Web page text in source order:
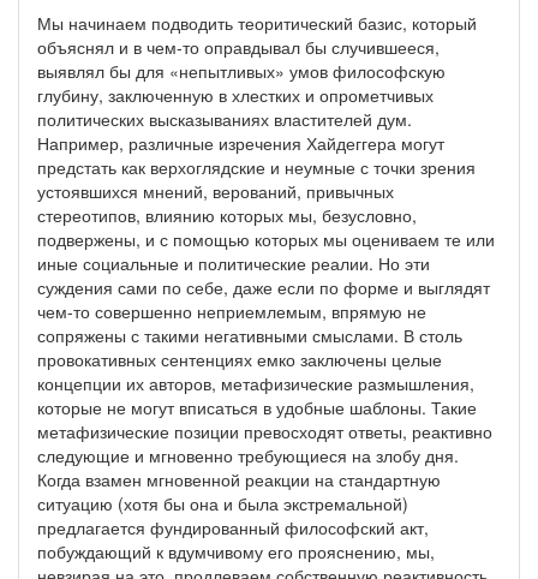
Мы начинаем подводить теоритический базис, который
объяснял и в чем-то оправдывал бы случившееся,
выявлял бы для «непытливых» умов философскую
глубину, заключенную в хлестких и опрометчивых
политических высказываниях властителей дум.
Например, различные изречения Хайдеггера могут
предстать как верхоглядские и неумные с точки зрения
устоявшихся мнений, верований, привычных
стереотипов, влиянию которых мы, безусловно,
подвержены, и с помощью которых мы оцениваем те или
иные социальные и политические реалии. Но эти
суждения сами по себе, даже если по форме и выглядят
чем-то совершенно неприемлемым, впрямую не
сопряжены с такими негативными смыслами. В столь
провокативных сентенциях емко заключены целые
концепции их авторов, метафизические размышления,
которые не могут вписаться в удобные шаблоны. Такие
метафизические позиции превосходят ответы, реактивно
следующие и мгновенно требующиеся на злобу дня.
Когда взамен мгновенной реакции на стандартную
ситуацию (хотя бы она и была экстремальной)
предлагается фундированный философский акт,
побуждающий к вдумчивому его прояснению, мы,